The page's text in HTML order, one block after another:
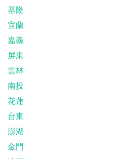
基隆
宜蘭
嘉義
屏東
雲林
南投
花蓮
台東
澎湖
金門